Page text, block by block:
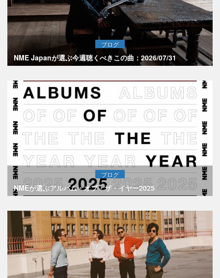
ブログ
NME Japanが選ぶ今週聴くべきこの曲：2026/07/31
ブログ
NMEが選ぶアルバム・オブ・ザ・イヤー2025